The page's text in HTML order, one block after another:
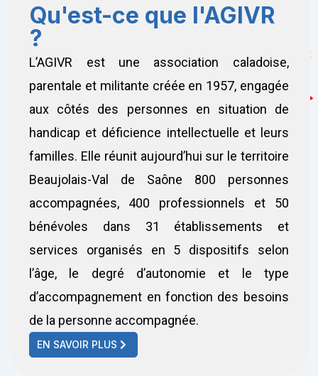
Qu'est-ce que l'AGIVR
?
L’AGIVR est une association caladoise,
parentale et militante créée en 1957, engagée
aux côtés des personnes en situation de
handicap et déficience intellectuelle et leurs
familles. Elle réunit aujourd’hui sur le territoire
Beaujolais-Val de Saône 800 personnes
accompagnées, 400 professionnels et 50
bénévoles dans 31 établissements et
services organisés en 5 dispositifs selon
l’âge, le degré d’autonomie et le type
d’accompagnement en fonction des besoins
de la personne accompagnée.
EN SAVOIR PLUS